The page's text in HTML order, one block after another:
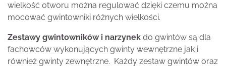
wielkość otworu można regulować dzięki czemu można
mocować gwintowniki różnych wielkości.
Zestawy gwintowników i narzynek do gwintów są dla
fachowców wykonujących gwinty wewnętrzne jak i
również gwinty zewnętrzne. Każdy zestaw gwintów oraz